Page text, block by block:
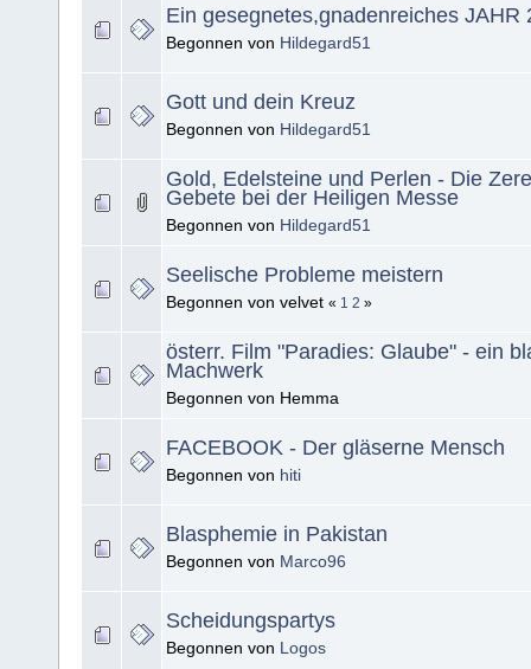
Ein gesegnetes,gnadenreiches JAHR
Begonnen von Hildegard51
Gott und dein Kreuz
Begonnen von Hildegard51
Gold, Edelsteine und Perlen - Die
Gebete bei der Heiligen Messe
Begonnen von Hildegard51
Seelische Probleme meistern
Begonnen von velvet « 1 2 »
österr. Film "Paradies: Glaube" - ein
Machwerk
Begonnen von Hemma
FACEBOOK - Der gläserne Mensch
Begonnen von hiti
Blasphemie in Pakistan
Begonnen von Marco96
Scheidungspartys
Begonnen von Logos